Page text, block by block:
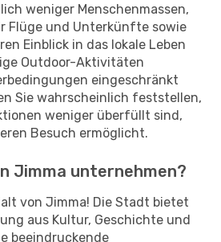
weniger Menschenmassen,
Flüge und Unterkünfte sowie
Einblick in das lokale Leben
Outdoor-Aktivitäten
eingeschränkt
Sie wahrscheinlich feststellen,
weniger überfüllt sind,
Besuch ermöglicht.
Jimma unternehmen?
von Jimma! Die Stadt bietet
aus Kultur, Geschichte und
beeindruckende